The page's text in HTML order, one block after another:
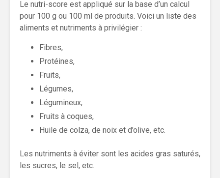
Le nutri-score est appliqué sur la base d’un calcul
pour 100 g ou 100 ml de produits. Voici un liste des
aliments et nutriments à privilégier :
Fibres,
Protéines,
Fruits,
Légumes,
Légumineux,
Fruits à coques,
Huile de colza, de noix et d’olive, etc.
Les nutriments à éviter sont les acides gras saturés,
les sucres, le sel, etc.